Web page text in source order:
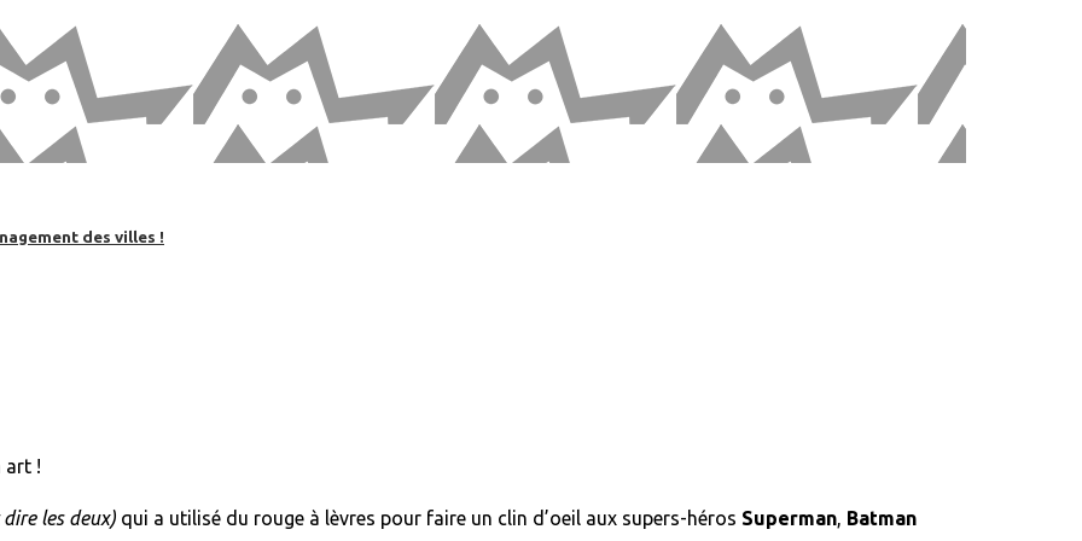
des villes !
art !
les deux) qui a utilisé du rouge à lèvres pour faire un clin d’oeil aux supers-héros Superman, Batman